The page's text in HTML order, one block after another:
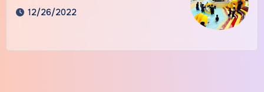
12/26/2022